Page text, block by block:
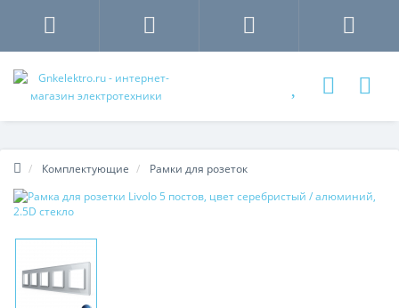
Комплектующие Рамки для розеток